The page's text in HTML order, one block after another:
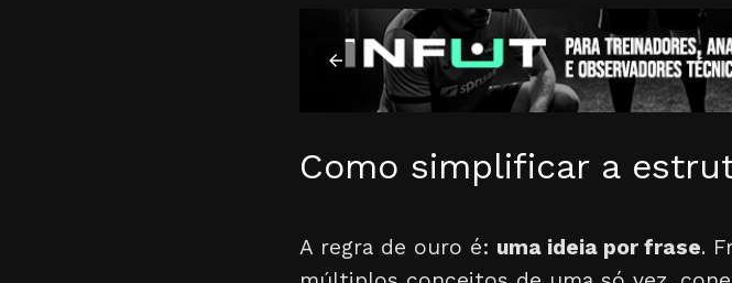
Como simplificar a
A regra de ouro é: uma ideia por frase.